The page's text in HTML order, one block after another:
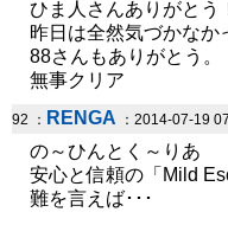
ひま人さんありがとう
昨日は全然気づかなか
88さんもありがとう。
無事クリア
92 ： RENGA ：2014-07-19
の～ひんとく～りあ
安心と信頼の「Mild
難を言えば･･･